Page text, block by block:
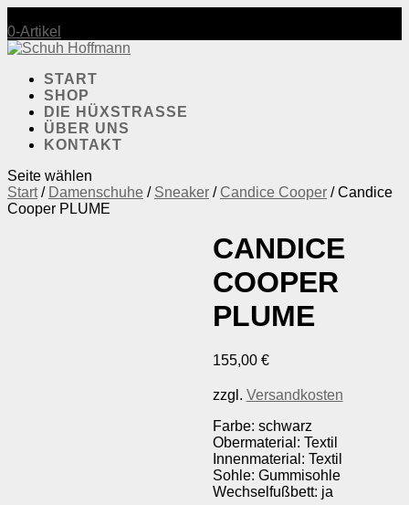
0-Artikel
START
SHOP
DIE HÜXSTRASSE
ÜBER UNS
KONTAKT
Seite wählen
Start/ Damenschuhe / Sneaker / Candice Cooper / Candice
Cooper PLUME
CANDICE
COOPER
PLUME
155,00 €
zzgl. Versandkosten
Farbe: schwarz
Obermaterial: Textil
Innenmaterial: Textil
Sohle: Gummisohle
Wechselfußbett: ja